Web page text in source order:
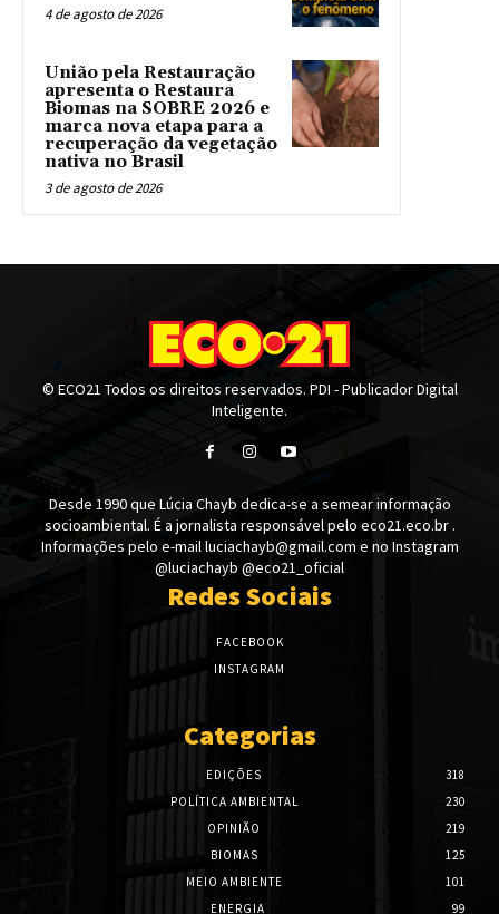
4 de agosto de 2026
União pela Restauração
apresenta o Restaura
Biomas na SOBRE 2026 e
marca nova etapa para a
recuperação da vegetação
nativa no Brasil
3 de agosto de 2026
© ECO21 Todos os direitos reservados. PDI - Publicador Digital
Inteligente.
Desde 1990 que Lúcia Chayb dedica-se a semear informação
socioambiental. É a jornalista responsável pelo eco21.eco.br .
Informações pelo e-mail luciachayb@gmail.com e no Instagram
@luciachayb @eco21_oficial
Redes Sociais
FACEBOOK
INSTAGRAM
Categorias
EDIÇÕES
318
POLÍTICA AMBIENTAL
230
OPINIÃO
219
BIOMAS
125
MEIO AMBIENTE
101
ENERGIA
99